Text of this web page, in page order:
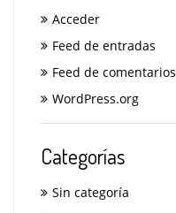
Acceder
Feed de entradas
Feed de comentarios
WordPress.org
Categorías
Sin categoría